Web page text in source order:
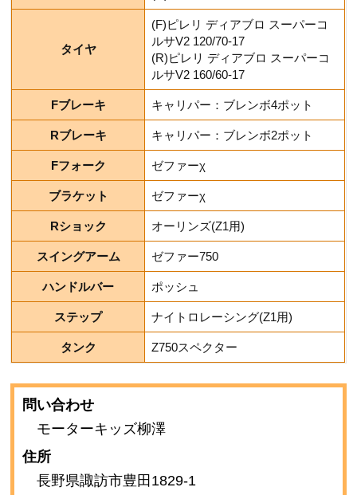
タイヤ
(F)ピレリ ディアブロ スーパーコ
ルサV2 120/70-17
(R)ピレリ ディアブロ スーパーコ
ルサV2 160/60-17
Fブレーキ キャリパー：ブレンボ4ポット
Rブレーキ キャリパー：ブレンボ2ポット
Fフォーク ゼファーχ
ブラケット ゼファーχ
Rショック オーリンズ(Z1用)
スイングアーム ゼファー750
ハンドルバー ポッシュ
ステップ ナイトロレーシング(Z1用)
タンク Z750スペクター
問い合わせ
モーターキッズ柳澤
住所
長野県諏訪市豊田1829-1